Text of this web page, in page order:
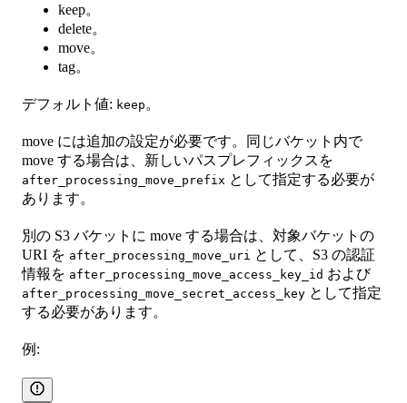
keep。
delete。
move。
tag。
デフォルト値: keep 。
move には追加の設定が必要です。同じバケット内で
move する場合は、新しいパスプレフィックスを
after_processing_move_prefix として指定する必要が
あります。
別の S3 バケットに move する場合は、対象バケットの
URI を after_processing_move_uri として、S3 の認証
情報を after_processing_move_access_key_id および
after_processing_move_secret_access_key として指定
する必要があります。
例: